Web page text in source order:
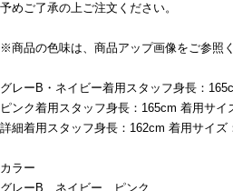
予めご了承の上ご注文ください。
※商品の色味は、商品アップ画像をご参照く
グレーB・ネイビー着用スタッフ身長：
ピンク着用スタッフ身長：165cm 着用サイ
詳細着用スタッフ身長：162cm 着用サイズ
カラー
グレーB、ネイビー、ピンク